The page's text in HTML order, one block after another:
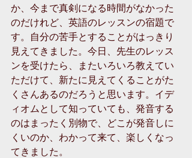
か、今まで真剣になる時間がなかった
のだけれど、英語のレッスンの宿題で
す。自分の苦手とすることがはっきり
見えてきました。今日、先生のレッス
ンを受けたら、またいろいろ教えてい
ただけて、新たに見えてくることがた
くさんあるのだろうと思います。イデ
ィオムとして知っていても、発音する
のはまったく別物で、どこが発音しに
くいのか、わかって来て、楽しくなっ
てきました。